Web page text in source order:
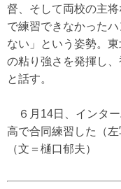
督、そして両校の主
で練習できなかった
ない」という姿勢。
の粘り強さを発揮し
と話す。
６月14日、インタ
高で合同練習した（
（文＝樋口郁夫）